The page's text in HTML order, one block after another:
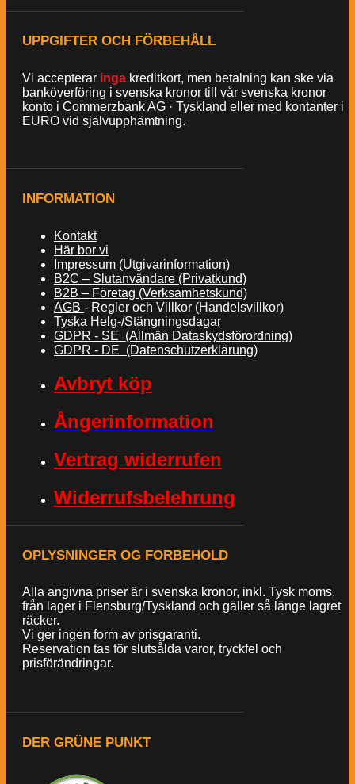
UPPGIFTER OCH FÖRBEHÅLL
Vi accepterar inga kreditkort, men betalning kan ske via
banköverföring i svenska kronor till vår svenska kronor
konto i Commerzbank AG · Tyskland eller med kontanter i
EURO vid självupphämtning.
INFORMATION
Kontakt
Här bor vi
Impressum (Utgivarinformation)
B2C – Slutanvändare (Privatkund)
B2B – Företag (Verksamhetskund)
AGB - Regler och Villkor (Handelsvillkor)
Tyska Helg-/Stängningsdagar
GDPR - SE (Allmän Dataskydsförordning)
GDPR - DE (Datenschutzerklärung)
Avbryt köp
Ångerinformation
Vertrag widerrufen
Widerrufsbelehrung
OPLYSNINGER OG FORBEHOLD
Alla angivna priser är i svenska kronor, inkl. Tysk moms,
från lager i Flensburg/Tyskland och gäller så länge lagret
räcker.
Vi ger ingen form av prisgaranti.
Reservation tas för slutsålda varor, tryckfel och
prisförändringar.
DER GRÜNE PUNKT